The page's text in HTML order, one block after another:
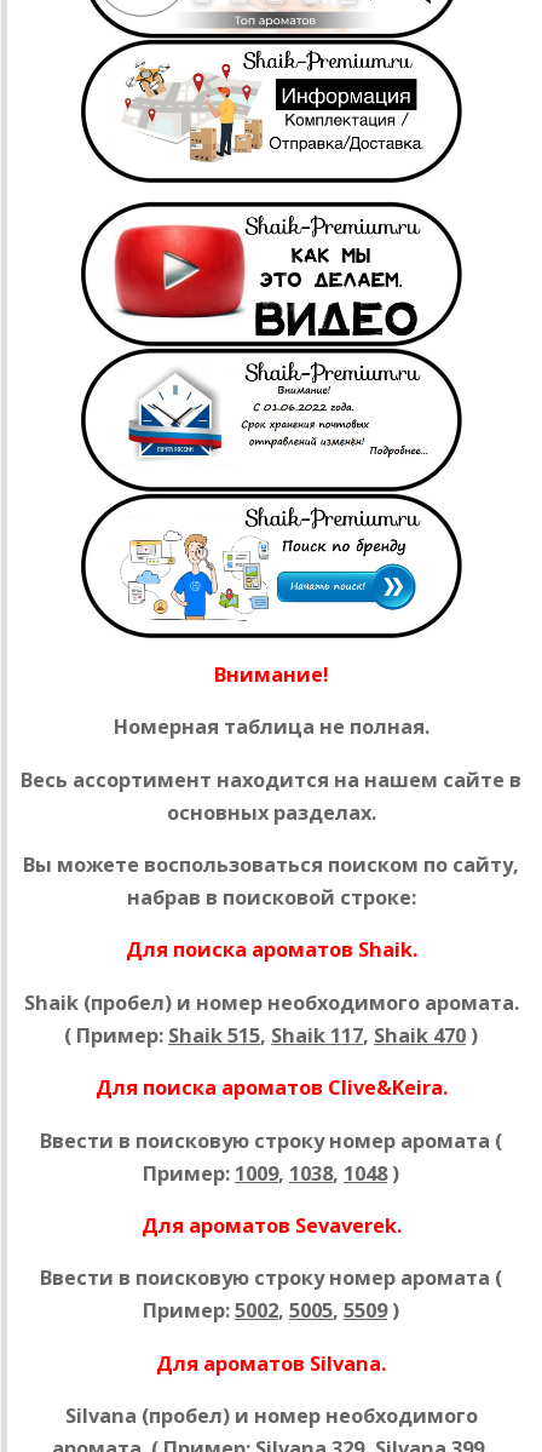
Внимание!
Номерная таблица не полная.
Весь ассортимент находится на нашем сайте в
основных разделах.
Вы можете воспользоваться поиском по сайту,
набрав в поисковой строке:
Для поиска ароматов Shaik.
Shaik (пробел) и номер необходимого аромата.
( Пример: Shaik 515, Shaik 117, Shaik 470 )
Для поиска ароматов Clive&Keira.
Ввести в поисковую строку номер аромата (
Пример: 1009, 1038, 1048)
Для ароматов Sevaverek.
Ввести в поисковую строку номер аромата (
Пример:5002, 5005, 5509)
Для ароматов Silvana.
Silvana (пробел) и номер необходимого